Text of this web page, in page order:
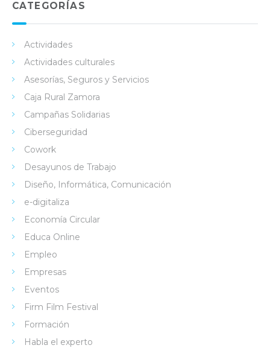
CATEGORÍAS
Actividades
Actividades culturales
Asesorías, Seguros y Servicios
Caja Rural Zamora
Campañas Solidarias
Ciberseguridad
Cowork
Desayunos de Trabajo
Diseño, Informática, Comunicación
e-digitaliza
Economía Circular
Educa Online
Empleo
Empresas
Eventos
Firm Film Festival
Formación
Habla el experto